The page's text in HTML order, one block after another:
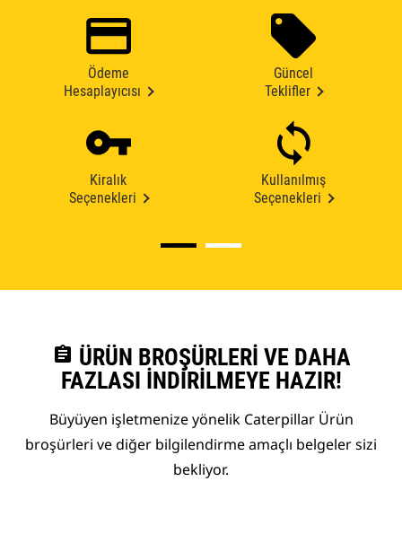
Ödeme
Hesaplayıcısı
Güncel
Teklifler
Kiralık
Seçenekleri
Kullanılmış
Seçenekleri
assignment ÜRÜN BROŞÜRLERI VE DAHA
FAZLASI İNDIRILMEYE HAZIR!
Büyüyen işletmenize yönelik Caterpillar Ürün
broşürleri ve diğer bilgilendirme amaçlı belgeler sizi
bekliyor.